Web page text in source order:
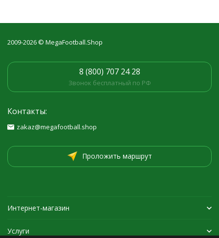
2009-2026 © MegaFootball.Shop
8 (800) 707 24 28
Звонок бесплатный по РФ
Контакты:
zakaz@megafootball.shop
Проложить маршрут
Интернет-магазин
Услуги